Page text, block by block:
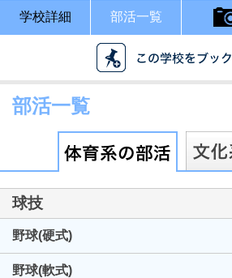
学校詳細 部活一覧
部活一覧
球技
野球(硬式)
野球(軟式)